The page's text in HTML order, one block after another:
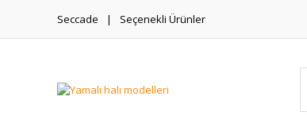
Seccade Seçenekli Ürünler